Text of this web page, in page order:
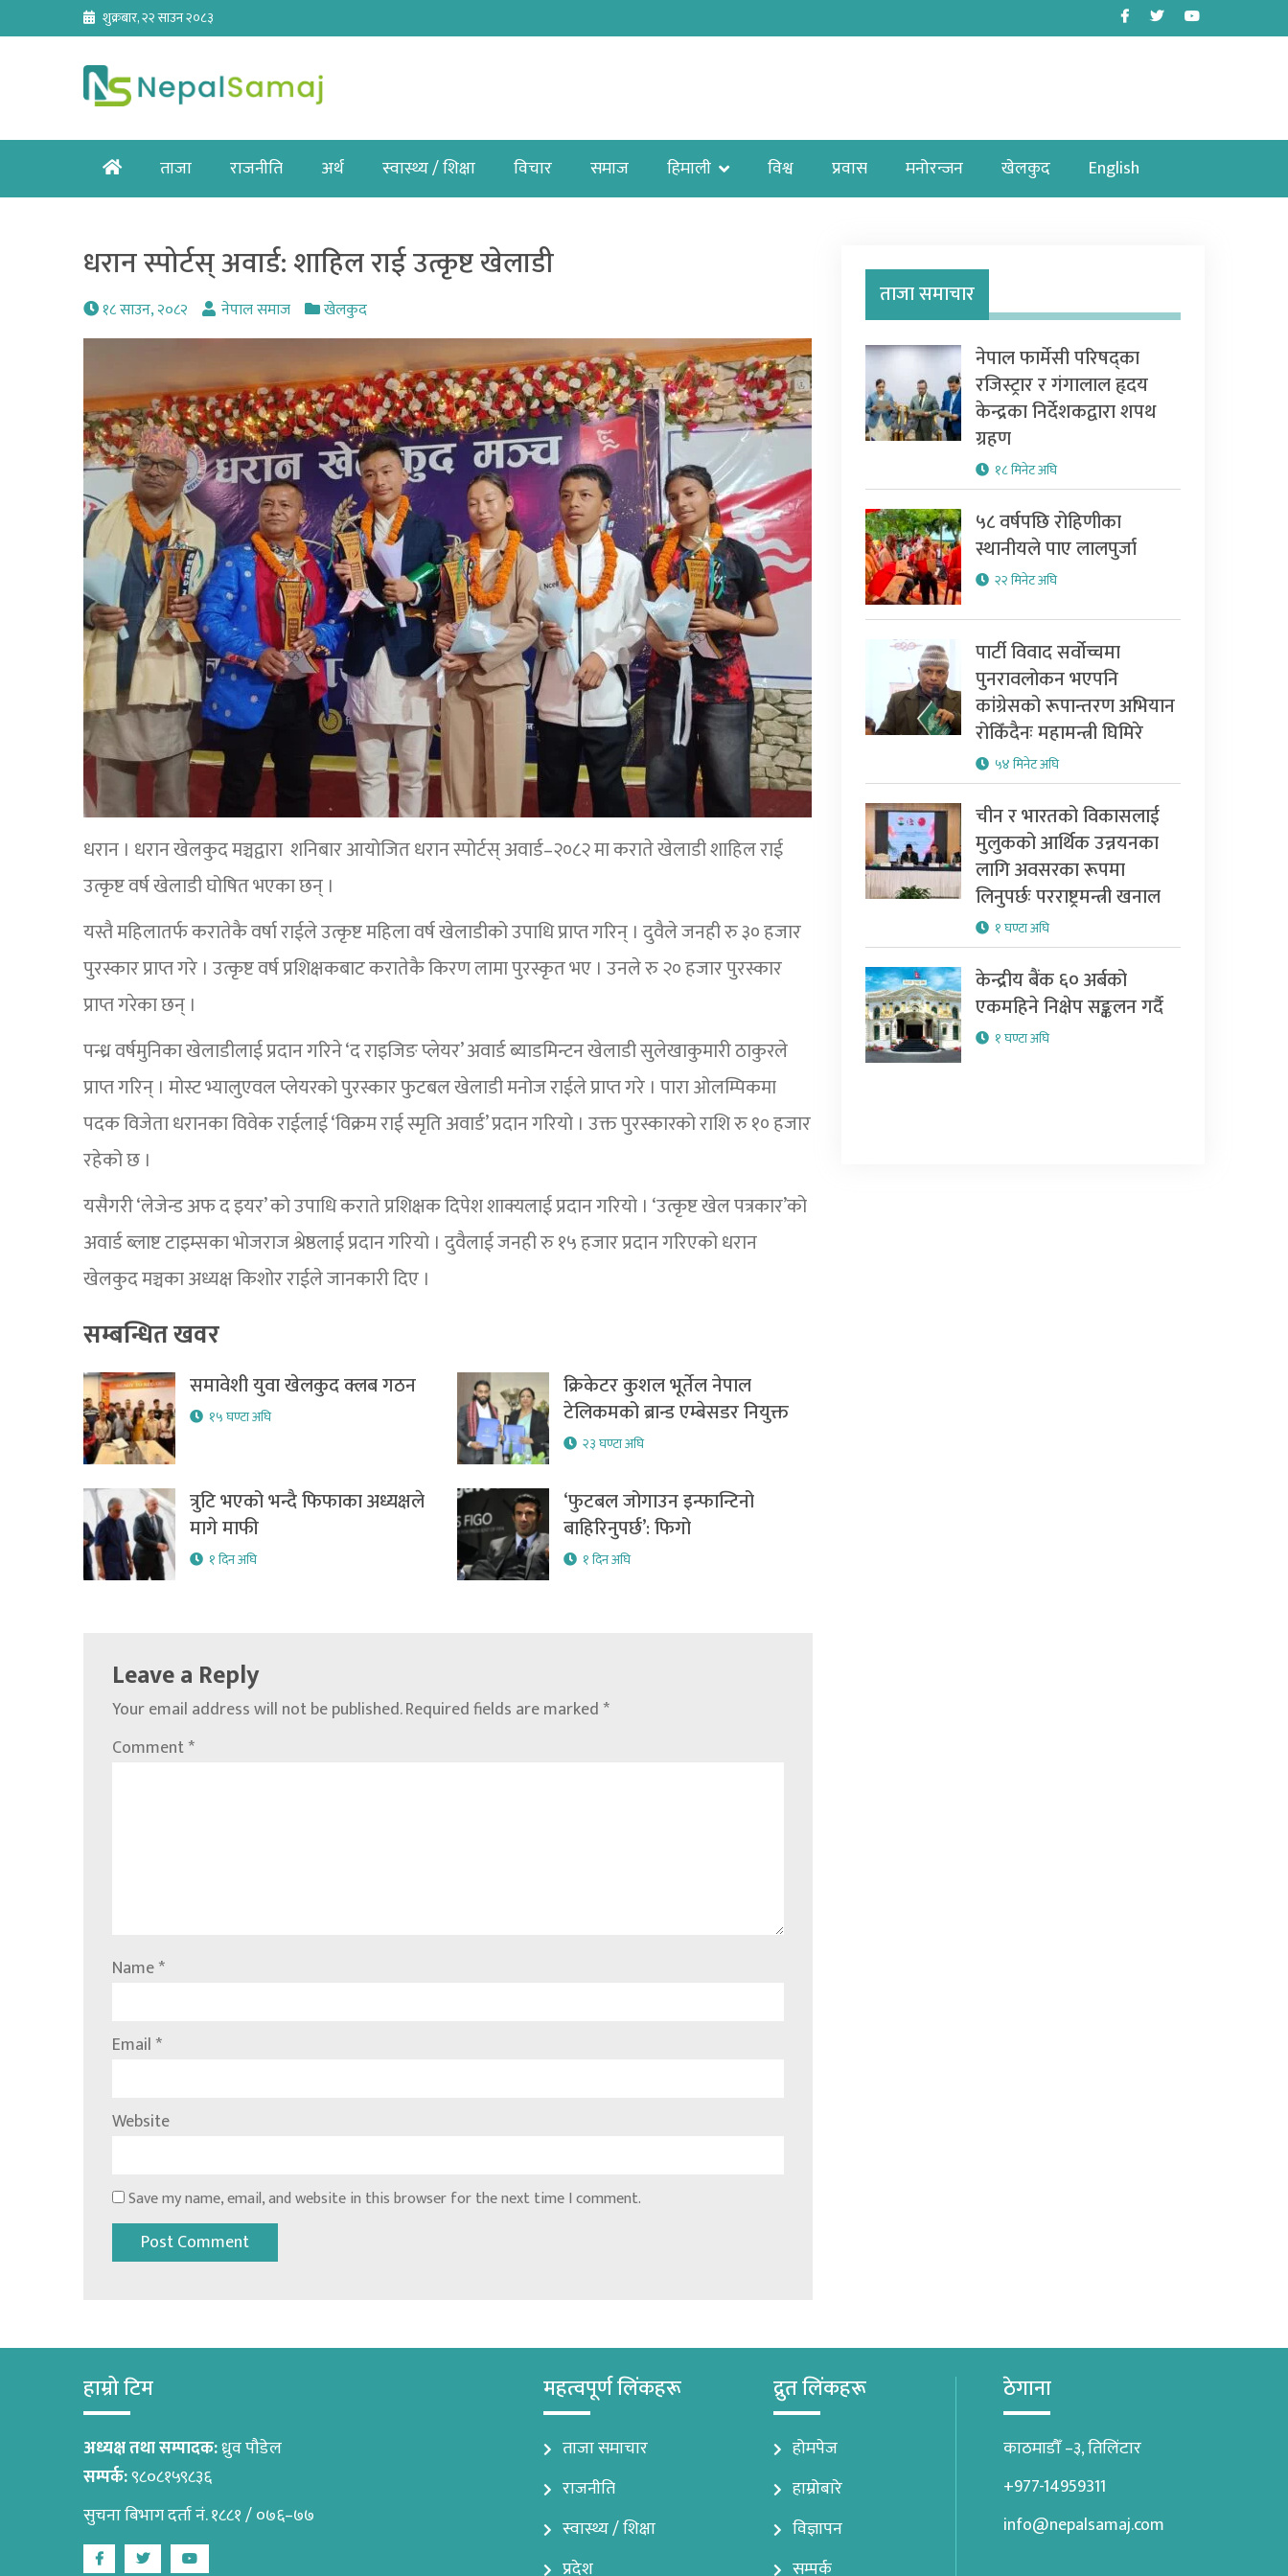
content
शुक्रबार, २२ साउन २०८३ Facebook
TwitterYoutube
Homeताजा राजनीति अर्थ स्वास्थ्य / शिक्षा विचार समाज हिमाली विश्व प्रवास मनोरन्जन खेलकुद English
धरान स्पोर्टस् अवार्ड: शाहिल राई उत्कृष्ट खेलाडी
१८ साउन, २०८२ नेपाल समाज खेलकुद
धरान । धरान खेलकुद मञ्चद्वारा शनिबार आयोजित धरान स्पोर्टस् अवार्ड–२०८२ मा कराते खेलाडी शाहिल राई
उत्कृष्ट वर्ष खेलाडी घोषित भएका छन् ।
यस्तै महिलातर्फ करातेकै वर्षा राईले उत्कृष्ट महिला वर्ष खेलाडीको उपाधि प्राप्त गरिन् । दुवैले जनही रु ३० हजार
पुरस्कार प्राप्त गरे । उत्कृष्ट वर्ष प्रशिक्षकबाट करातेकै किरण लामा पुरस्कृत भए । उनले रु २० हजार पुरस्कार
प्राप्त गरेका छन् ।
पन्ध्र वर्षमुनिका खेलाडीलाई प्रदान गरिने ‘द राइजिङ प्लेयर’ अवार्ड ब्याडमिन्टन खेलाडी सुलेखाकुमारी ठाकुरले
प्राप्त गरिन् । मोस्ट भ्यालुएवल प्लेयरको पुरस्कार फुटबल खेलाडी मनोज राईले प्राप्त गरे । पारा ओलम्पिकमा
पदक विजेता धरानका विवेक राईलाई ‘विक्रम राई स्मृति अवार्ड’ प्रदान गरियो । उक्त पुरस्कारको राशि रु १० हजार
रहेको छ ।
यसैगरी ‘लेजेन्ड अफ द इयर’ को उपाधि कराते प्रशिक्षक दिपेश शाक्यलाई प्रदान गरियो । ‘उत्कृष्ट खेल पत्रकार’को
अवार्ड ब्लाष्ट टाइम्सका भोजराज श्रेष्ठलाई प्रदान गरियो । दुवैलाई जनही रु १५ हजार प्रदान गरिएको धरान
खेलकुद मञ्चका अध्यक्ष किशोर राईले जानकारी दिए ।
सम्बन्धित खवर
समावेशी युवा खेलकुद क्लब गठन
१५ घण्टा अघि
क्रिकेटर कुशल भूर्तेल नेपाल
टेलिकमको ब्रान्ड एम्बेसडर नियुक्त
२३ घण्टा अघि
त्रुटि भएको भन्दै फिफाका अध्यक्षले
मागे माफी
१ दिन अघि
‘फुटबल जोगाउन इन्फान्टिनो
बाहिरिनुपर्छ’: फिगो
१ दिन अघि
Leave a Reply
Your email address will not be published.Required fields are marked*
Comment*
Name*
Email*
Website
Save my name, email, and website in this browser for the next time I comment.
ताजा समाचार
नेपाल फार्मेसी परिषद्का
रजिस्ट्रार र गंगालाल हृदय
केन्द्रका निर्देशकद्वारा शपथ
ग्रहण
१८ मिनेट अघि
५८ वर्षपछि रोहिणीका
स्थानीयले पाए लालपुर्जा
२२ मिनेट अघि
पार्टी विवाद सर्वोच्चमा
पुनरावलोकन भएपनि
कांग्रेसको रूपान्तरण अभियान
रोकिँदैनः महामन्त्री घिमिरे
५४ मिनेट अघि
चीन र भारतको विकासलाई
मुलुकको आर्थिक उन्नयनका
लागि अवसरका रूपमा
लिनुपर्छः परराष्ट्रमन्त्री खनाल
१ घण्टा अघि
केन्द्रीय बैंक ६० अर्बको
एकमहिने निक्षेप सङ्कलन गर्दै
१ घण्टा अघि
हाम्रो टिम
अध्यक्ष तथा सम्पादक:ध्रुव पौडेल
सम्पर्क:९८०८१५९८३६
सुचना बिभाग दर्ता नं. १८८१ / ०७६–७७
FacebookTwitterYoutube
महत्वपूर्ण लिंकहरू
ताजा समाचार
राजनीति
स्वास्थ्य / शिक्षा
प्रदेश
द्रुत लिंकहरू
होमपेज
हाम्रोबारे
विज्ञापन
सम्पर्क
ठेगाना
काठमाडौँ –३, तिलिंटार
+977-14959311
info@nepalsamaj.com